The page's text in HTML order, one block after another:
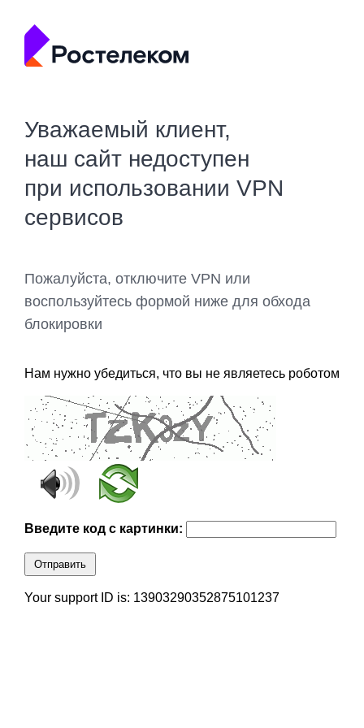
Уважаемый клиент,
наш сайт недоступен
при использовании VPN
сервисов
Пожалуйста, отключите VPN или
воспользуйтесь формой ниже для обхода
блокировки
Нам нужно убедиться, что вы не являетесь роботом
Введите код с картинки:
Отправить
Your support ID is: 13903290352875101237